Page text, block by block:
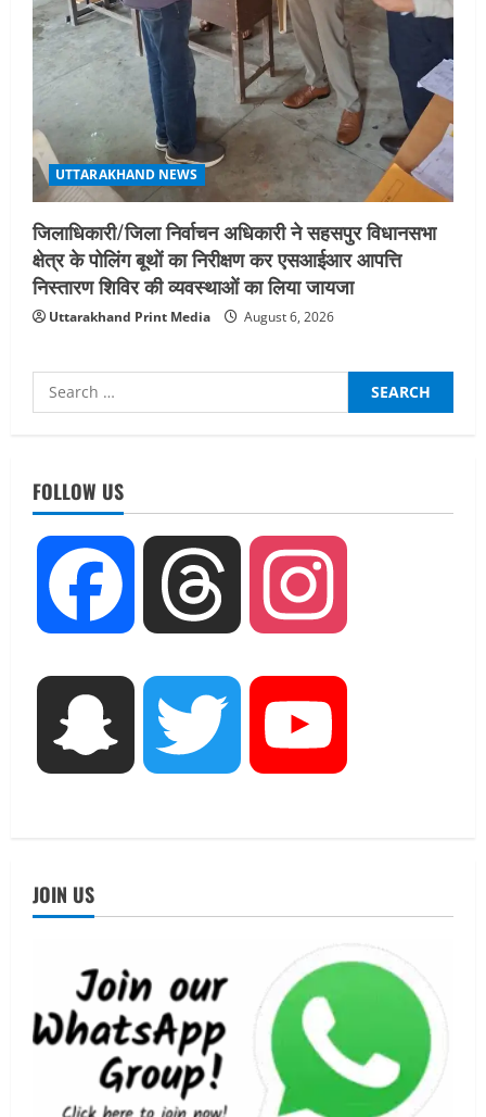
UTTARAKHAND NEWS
जिलाधिकारी/जिला निर्वाचन अधिकारी ने सहसपुर विधानसभा
क्षेत्र के पोलिंग बूथों का निरीक्षण कर एसआईआर आपत्ति
निस्तारण शिविर की व्यवस्थाओं का लिया जायजा
Uttarakhand Print Media August 6, 2026
Search
for:
FOLLOW US
Facebook Threads
Snapchat Twitter
JOIN US
August 7, 2026
UTTARAKHAND NEWS
जिलाधिकारी/जिला निर्वाचन अधिकारी ने
सहसपुर विधानसभा क्षेत्र के पोलिंग बूथों का
August 6, 2026
UTTARAKHAND NEWS
तीलू रौतेली पुरस्कार के लिए 13 वीरांगनाओं का
चयन : रेखा आर्या
आयोजन
1
UTTARAKHAND NEWS
धामी कैबिनेट ने लिए कई महत्वपूर्ण निर्णय, अब
सामान्य वर्ग के पशुपालकों को भी गाय एवं भैंस
खरीद पर मिलेगा अनुदान, मजदूरी संहिता
नियमावली-2026 को मिली मंजूरी